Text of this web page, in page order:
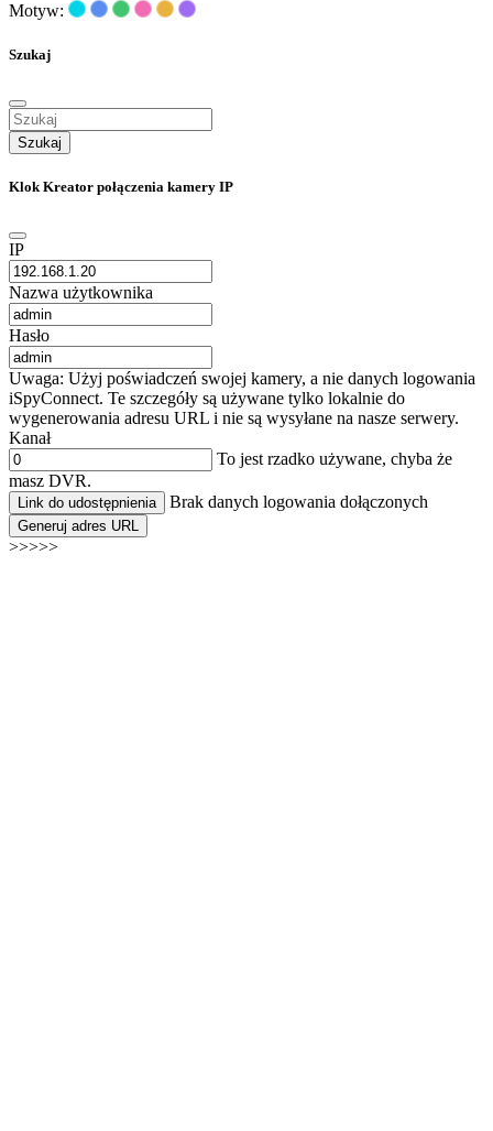
Motyw:
Szukaj
Szukaj
Klok Kreator połączenia kamery IP
IP
Nazwa użytkownika
Hasło
Uwaga: Użyj poświadczeń swojej kamery, a nie danych logowania
iSpyConnect. Te szczegóły są używane tylko lokalnie do
wygenerowania adresu URL i nie są wysyłane na nasze serwery.
Kanał
To jest rzadko używane, chyba że
masz DVR.
Link do udostępnienia Brak danych logowania dołączonych
Generuj adres URL
>>>>>